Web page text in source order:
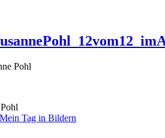
Pohl
Tag in Bildern